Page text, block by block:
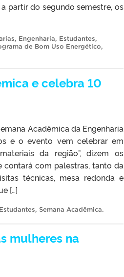
partir do segundo semestre, os
, Engenharia, Estudantes,
de Bom Uso Energético,
e celebra 10
Acadêmica da Engenharia
e o evento vem celebrar em
da região”, dizem os
contará com palestras, tanto da
técnicas, mesa redonda e
[…]
Estudantes, Semana Acadêmica.
mulheres na